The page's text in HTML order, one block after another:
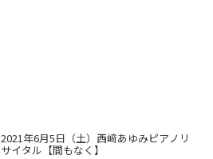
2021年6月5日（土）西﨑あゆみピアノリ
サイタル【間もなく】